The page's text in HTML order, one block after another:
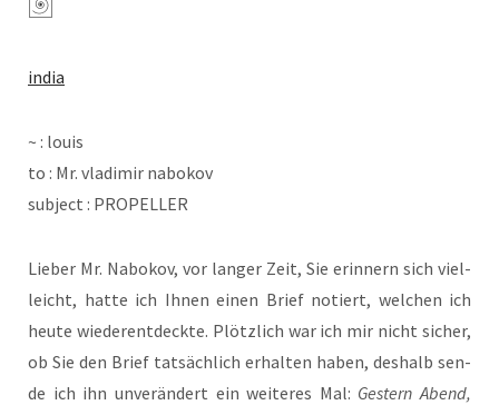
india
~ : louis
to : Mr. vla­di­mir nabokov
sub­ject : PROPELLER
Lie­ber Mr. Nabo­kov, vor lan­ger Zeit, Sie erin­nern sich viel­
leicht, hat­te ich Ihnen einen Brief notiert, wel­chen ich
heu­te wie­der­ent­deck­te. Plötz­lich war ich mir nicht sicher,
ob Sie den Brief tat­säch­lich erhal­ten haben, des­halb sen­
de ich ihn unver­än­dert ein wei­te­res Mal: Ges­tern Abend,